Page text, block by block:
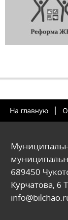
На главную О
689450
Курчатова, 6